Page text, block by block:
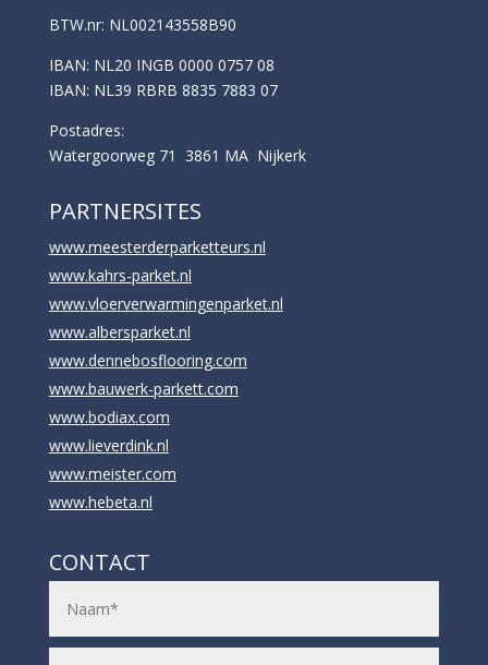
BTW.nr: NL002143558B90
IBAN: NL20 INGB 0000 0757 08
IBAN: NL39 RBRB 8835 7883 07
Postadres:
Watergoorweg 71 3861 MA Nijkerk
PARTNERSITES
www.meesterderparketteurs.nl
www.kahrs-parket.nl
www.vloerverwarmingenparket.nl
www.albersparket.nl
www.dennebosflooring.com
www.bauwerk-parkett.com
www.bodiax.com
www.lieverdink.nl
www.meister.com
www.hebeta.nl
CONTACT
N
m
E